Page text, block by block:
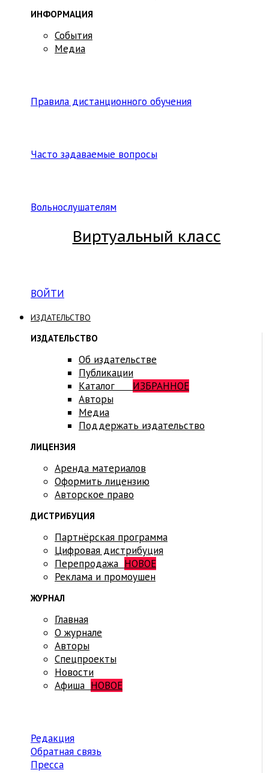
ИНФОРМАЦИЯ
События
Медиа
Правила дистанционного обучения
Часто задаваемые вопросы
Вольнослушателям
Виртуальный класс
ВОЙТИ
ИЗДАТЕЛЬСТВО
ИЗДАТЕЛЬСТВО
Об издательстве
Публикации
Каталог ИЗБРАННОЕ
Авторы
Медиа
Поддержать издательство
ЛИЦЕНЗИЯ
Аренда материалов
Оформить лицензию
Авторское право
ДИСТРИБУЦИЯ
Партнёрская программа
Цифровая дистрибуция
Перепродажа НОВОЕ
Реклама и промоушен
ЖУРНАЛ
Главная
О журнале
Авторы
Спецпроекты
Новости
Афиша НОВОЕ
Редакция
Обратная связь
Пресса